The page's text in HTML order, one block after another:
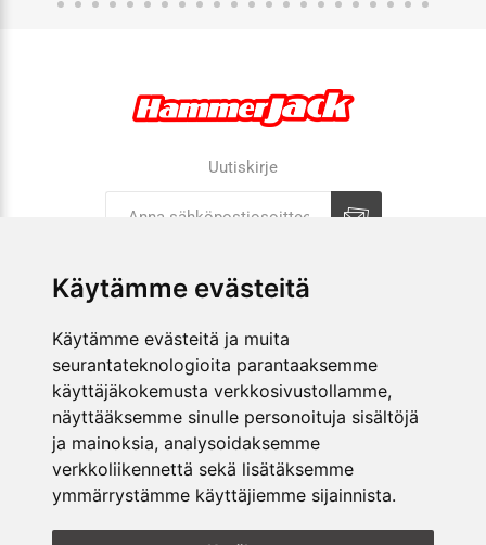
Käytämme evästeitä
Käytämme evästeitä ja muita
seurantateknologioita parantaaksemme
käyttäjäkokemusta verkkosivustollamme,
näyttääksemme sinulle personoituja sisältöjä
ja mainoksia, analysoidaksemme
verkkoliikennettä sekä lisätäksemme
ymmärrystämme käyttäjiemme sijainnista.
Uutiskirje
YRITYS
VERKKOKAUPPA
KAUPAT